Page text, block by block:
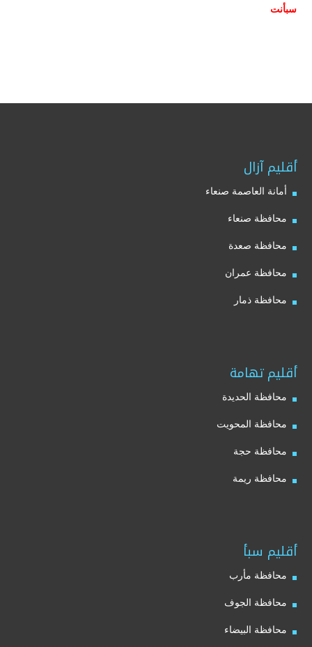
سبأنت
أقليم آزال
أمانة العاصمة صنعاء
محافظة صنعاء
محافظة صعدة
محافظة عمران
محافظة ذمار
أقليم تهامة
محافظة الحديدة
محافظة المحويت
محافظة حجة
محافظة ريمة
أقليم سبأ
محافظة مأرب
محافظة الجوف
محافظة البيضاء